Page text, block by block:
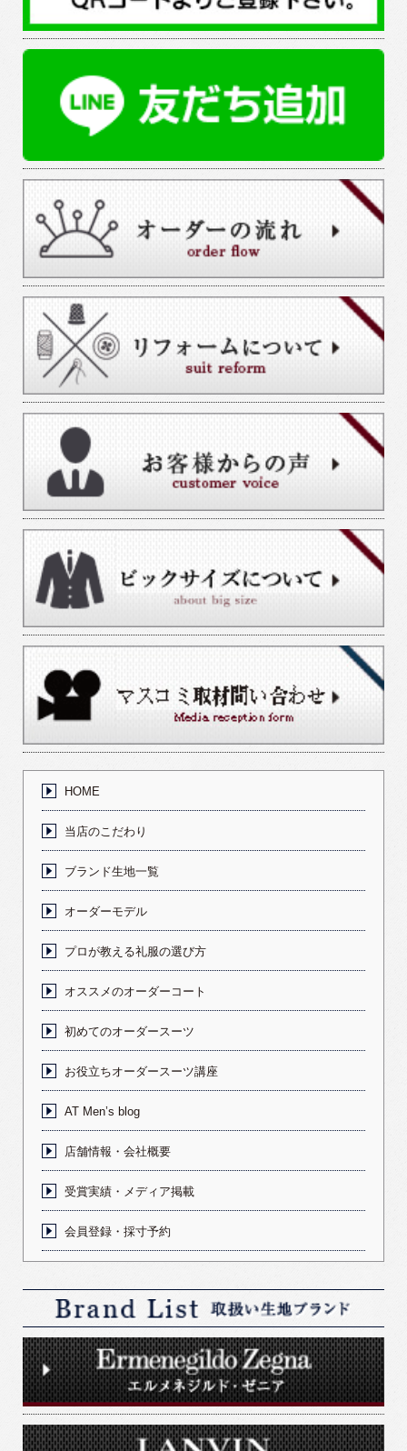
HOME
当店のこだわり
ブランド生地一覧
オーダーモデル
プロが教える礼服の選び方
オススメのオーダーコート
初めてのオーダースーツ
お役立ちオーダースーツ講座
AT Men’s blog
店舗情報・会社概要
受賞実績・メディア掲載
会員登録・採寸予約